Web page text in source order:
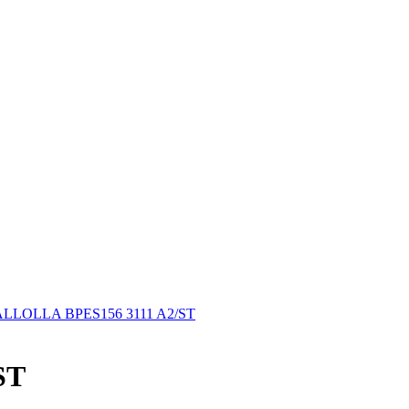
BPES156 3111 A2/ST